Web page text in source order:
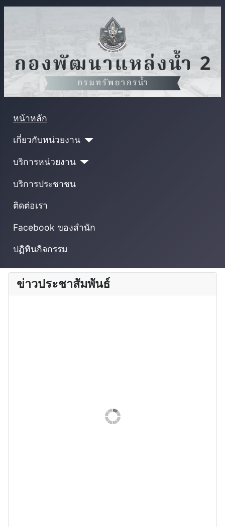
หน้าหลัก
เกี่ยวกับหน่วยงาน
บริการหน่วยงาน
บริการประชาชน
ติดต่อเรา
Facebook ของสำนัก
ปฏิทินกิจกรรม
ข่าวประชาสัมพันธ์